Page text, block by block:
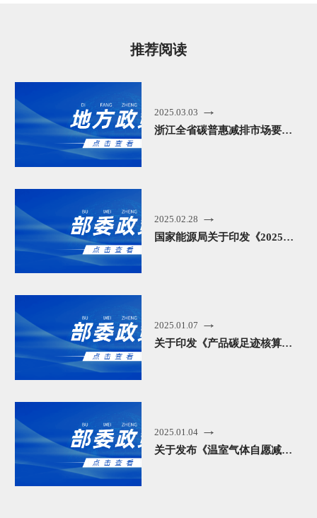
推荐阅读
2025.03.03
浙江全省碳普惠减排市场要来啦！3月1日起施行
2025.02.28
国家能源局关于印发《2025年能源工作指导意见》的通知（附解读）
2025.01.07
关于印发《产品碳足迹核算标准编制工作指引》的通知
2025.01.04
关于发布《温室气体自愿减排项目方法学 公路隧道照明系统节能（CCER—07—001—V01）》的通知